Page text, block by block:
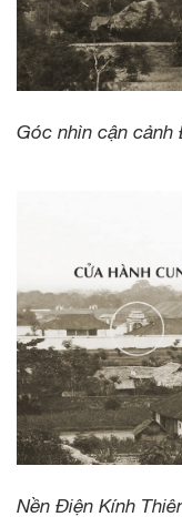
Góc nhìn cận cảnh
Nền Điện Kính